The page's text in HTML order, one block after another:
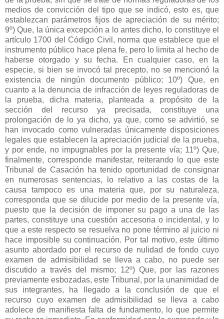
medios de convicción del tipo que se indicó, esto es, que
establezcan parámetros fijos de apreciación de su mérito;
9º) Que, la única excepción a lo antes dicho, lo constituye el
artículo 1700 del Código Civil, norma que establece que el
instrumento público hace plena fe, pero lo limita al hecho de
haberse otorgado y su fecha. En cualquier caso, en la
especie, si bien se invocó tal precepto, no se mencionó la
existencia de ningún documento público; 10º) Que, en
cuanto a la denuncia de infracción de leyes reguladoras de
la prueba, dicha materia, planteada a propósito de la
sección del recurso ya precisada, constituye una
prolongación de lo ya dicho, ya que, como se advirtió, se
han invocado como vulneradas únicamente disposiciones
legales que establecen la apreciación judicial de la prueba,
y por ende, no impugnables por la presente vía; 11º) Que,
finalmente, corresponde manifestar, reiterando lo que este
Tribunal de Casación ha tenido oportunidad de consignar
en numerosas sentencias, lo relativo a las costas de la
causa tampoco es una materia que, por su naturaleza,
corresponda que se dilucide por medio de la presente vía,
puesto que la decisión de imponer su pago a una de las
partes, constituye una cuestión accesoria o incidental, y lo
que a este respecto se resuelva no pone término al juicio ni
hace imposible su continuación. Por tal motivo, este último
asunto abordado por el recurso de nulidad de fondo cuyo
examen de admisibilidad se lleva a cabo, no puede ser
discutido a través del mismo; 12º) Que, por las razones
previamente esbozadas, este Tribunal, por la unanimidad de
sus integrantes, ha llegado a la conclusión de que el
recurso cuyo examen de admisibilidad se lleva a cabo
adolece de manifiesta falta de fundamento, lo que permite